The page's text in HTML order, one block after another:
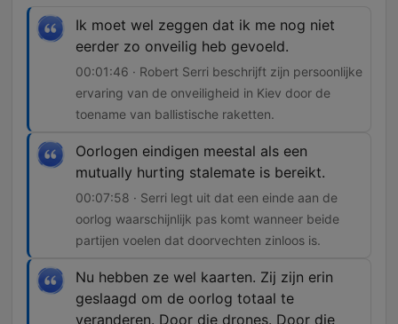
Ik moet wel zeggen dat ik me nog niet
eerder zo onveilig heb gevoeld.
00:01:46 · Robert Serri beschrijft zijn persoonlijke
ervaring van de onveiligheid in Kiev door de
toename van ballistische raketten.
Oorlogen eindigen meestal als een
mutually hurting stalemate is bereikt.
00:07:58 · Serri legt uit dat een einde aan de
oorlog waarschijnlijk pas komt wanneer beide
partijen voelen dat doorvechten zinloos is.
Nu hebben ze wel kaarten. Zij zijn erin
geslaagd om de oorlog totaal te
veranderen. Door die drones. Door die